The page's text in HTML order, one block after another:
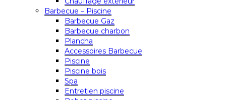
Barbecue – Piscine
Barbecue Gaz
Barbecue charbon
Plancha
Accessoires Barbecue
Piscine
Piscine bois
Spa
Entretien piscine